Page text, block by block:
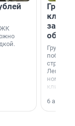
ЖК
Группа
области».
6